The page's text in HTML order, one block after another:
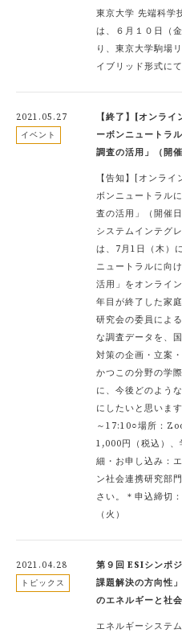
東京大学 先端科学
は、６月１０日（
り、東京大学駒場
イブリッド形式に
2021.05.27
イベント
【終了】[オンラ
ーボンニュートラ
調査の活用」（開
【告知】[オンラ
ボンニュートラル
査の活用」（開催
システムインテグ
は、7月1日（木）
ニュートラルに向
活用」をオンライ
年目が終了した家
研究会の委員によ
な調査データを、
対策の企画・立案
かつこの分野の学
に、今後どのよう
にしたいと思いま
～17:10○場所：
1,000円（税込）
細・お申し込み：
ン社会連携研究部
さい。＊申込締切
（火）
2021.04.28
トピックス
第９回 ESIシンポ
課題解決の⽅向性
のエネルギーと社
エネルギーシステ